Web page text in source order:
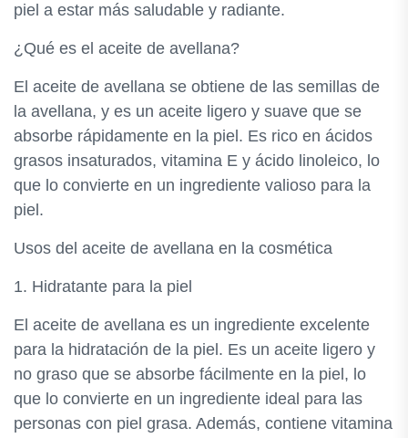
piel a estar más saludable y radiante.
¿Qué es el aceite de avellana?
El aceite de avellana se obtiene de las semillas de
la avellana, y es un aceite ligero y suave que se
absorbe rápidamente en la piel. Es rico en ácidos
grasos insaturados, vitamina E y ácido linoleico, lo
que lo convierte en un ingrediente valioso para la
piel.
Usos del aceite de avellana en la cosmética
1. Hidratante para la piel
El aceite de avellana es un ingrediente excelente
para la hidratación de la piel. Es un aceite ligero y
no graso que se absorbe fácilmente en la piel, lo
que lo convierte en un ingrediente ideal para las
personas con piel grasa. Además, contiene vitamina